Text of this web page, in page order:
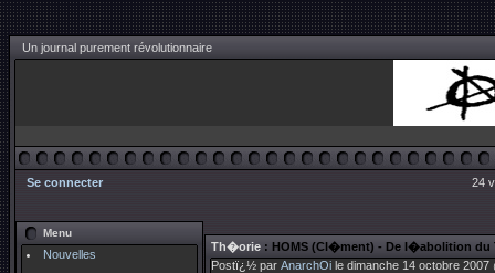
Un journal purement révolutionnaire
Se connecter 24
Menu
Nouvelles
Th�orie : HOMS (Cl�ment) - De l�abolition du
Postï¿½ par AnarchOi le dimanche 14 octobre 2007